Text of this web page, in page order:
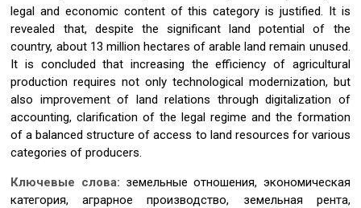
legal and economic content of this category is justified. It is
revealed that, despite the significant land potential of the
country, about 13 million hectares of arable land remain unused.
It is concluded that increasing the efficiency of agricultural
production requires not only technological modernization, but
also improvement of land relations through digitalization of
accounting, clarification of the legal regime and the formation
of a balanced structure of access to land resources for various
categories of producers.
Ключевые слова: земельные отношения, экономическая
категория, аграрное производство, земельная рента,